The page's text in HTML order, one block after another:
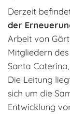
Derzeit
der
Arbeit von
Mitgliedern
Santa
Die Leitung
sich um die
Entwicklung